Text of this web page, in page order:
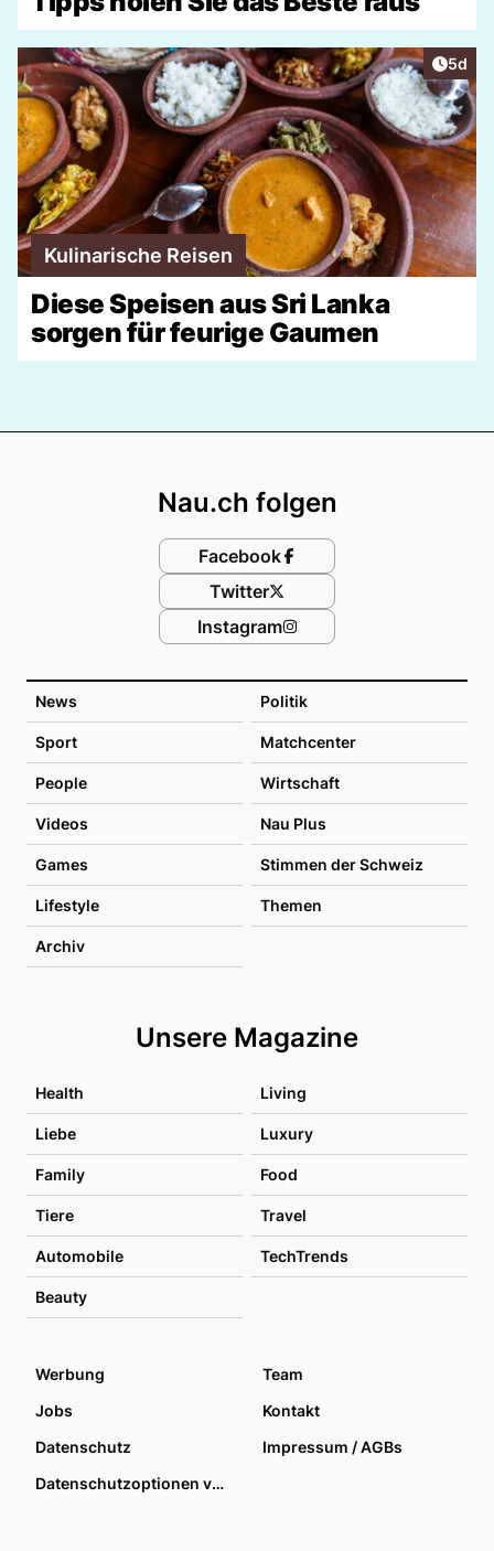
5d
Kulinarische Reisen
Diese Speisen aus Sri Lanka
sorgen für feurige Gaumen
News Politik
Sport Matchcenter
People Wirtschaft
Videos Nau Plus
Games Stimmen der Schweiz
Lifestyle Themen
Archiv
Unsere Magazine
Health Living
Liebe Luxury
Family Food
Tiere Travel
Automobile TechTrends
Beauty
Nau.ch folgen
Facebook
Twitter
Instagram
Werbung
Team
Jobs
Kontakt
Datenschutz
Impressum / AGBs
Datenschutzoptionen verwalten